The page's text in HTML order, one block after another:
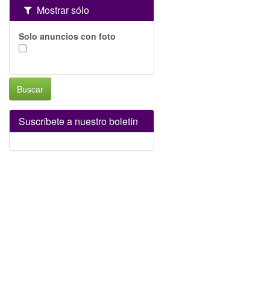
Mostrar sólo
Solo anuncios con foto
Buscar
Suscríbete a nuestro boletín